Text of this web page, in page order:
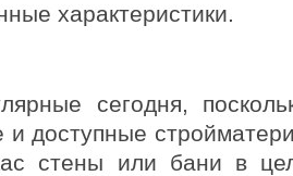
характеристики.
сегодня,
доступные
стены или бани в